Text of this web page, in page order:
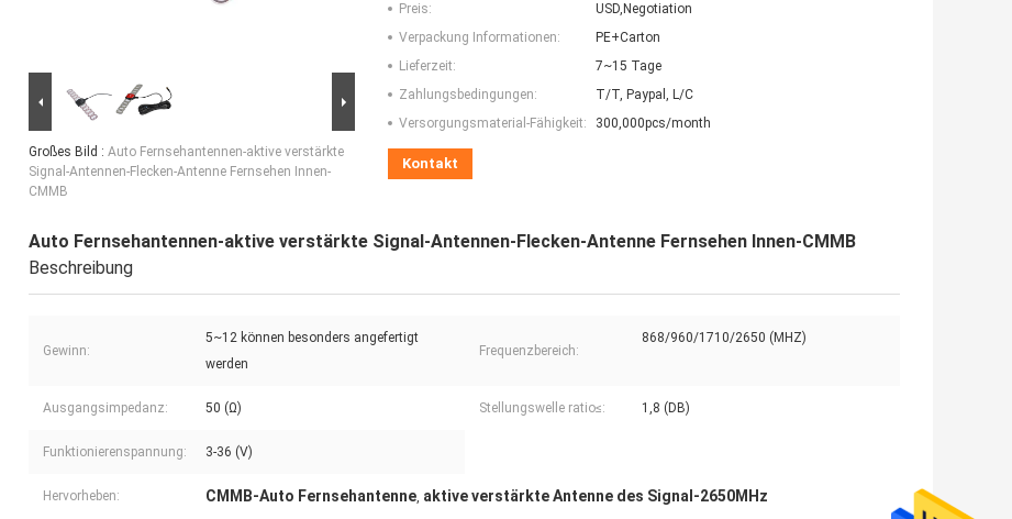
Großes Bild : Auto Fernsehantennen-aktive verstärkte
Signal-Antennen-Flecken-Antenne Fernsehen Innen-
CMMB
Preis:
USD,Negotiation
Verpackung Informationen:
PE+Carton
Lieferzeit:
7~15 Tage
Zahlungsbedingungen:
T/T, Paypal, L/C
Versorgungsmaterial-Fähigkeit:
300,000pcs/month
Kontakt
Auto Fernsehantennen-aktive verstärkte Signal-Antennen-Flecken-Antenne Fernsehen Innen-CMMB
Beschreibung
Gewinn:
5~12 können besonders angefertigt
werden
Frequenzbereich:
868/960/1710/2650 (MHZ)
Ausgangsimpedanz: 50 (Ω) Stellungswelle ratio≤: 1,8 (DB)
Funktionierenspannung: 3-36 (V)
Hervorheben: CMMB-Auto Fernsehantenne, aktive verstärkte Antenne des Signal-2650MHz